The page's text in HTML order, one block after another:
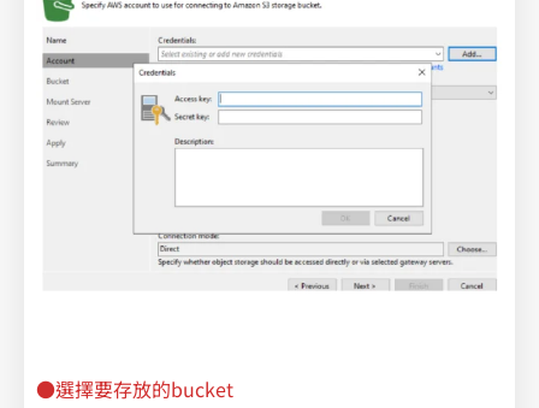
●選擇要存放的bucket